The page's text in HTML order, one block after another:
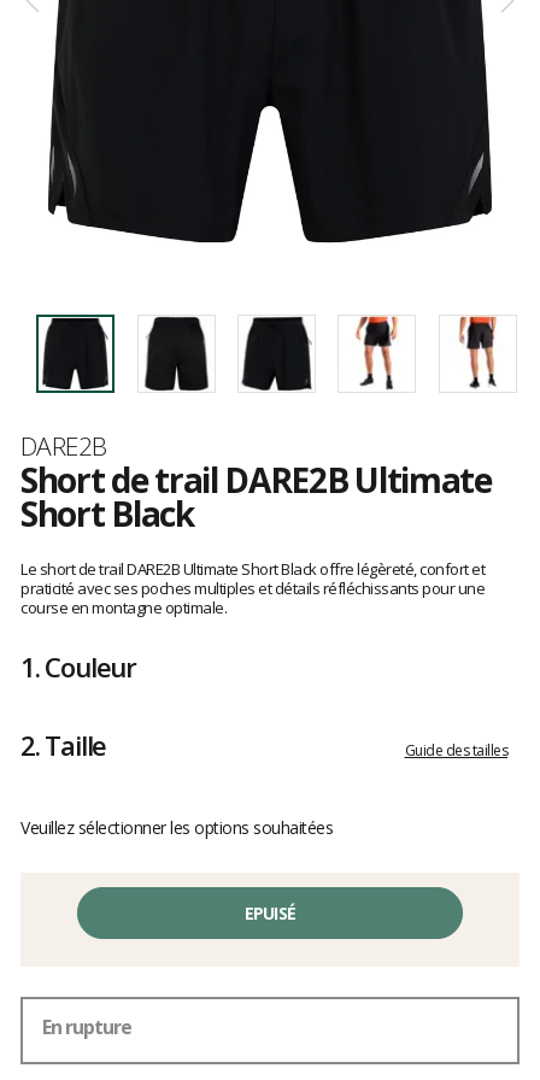
Marque
DARE2B
Short de trail DARE2B Ultimate
Short Black
avis
clients
Le short de trail DARE2B Ultimate Short Black offre légèreté, confort et
praticité avec ses poches multiples et détails réfléchissants pour une
course en montagne optimale.
1.Couleur
2.Taille Guide des tailles
Veuillez sélectionner les options souhaitées
EPUISÉ
En rupture